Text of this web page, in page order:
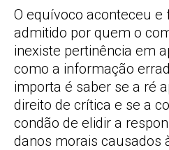
O equívoco aconteceu
admitido por quem o
inexiste pertinência em
como a informação
importa é saber se a ré
direito de crítica e se a
condão de elidir a
danos morais causados